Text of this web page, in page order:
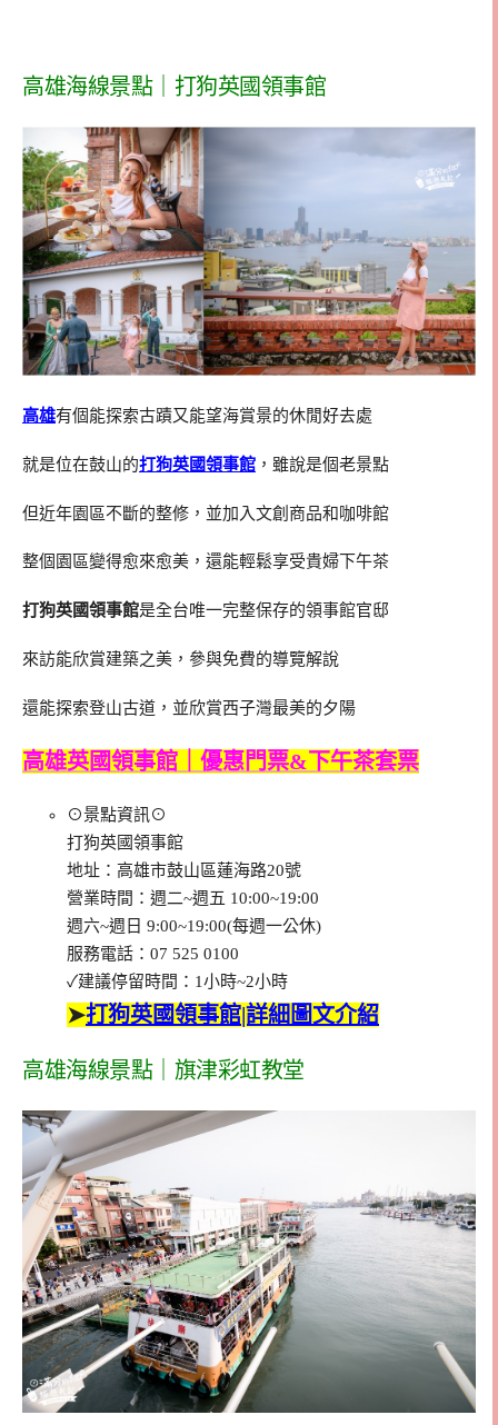
高雄海線景點｜打狗英國領事館
高雄有個能探索古蹟又能望海賞景的休閒好去處
就是位在鼓山的打狗英國領事館 ，雖說是個老景點
但近年園區不斷的整修，並加入文創商品和咖啡館
整個園區變得愈來愈美，還能輕鬆享受貴婦下午茶
打狗英國領事館是全台唯一完整保存的領事館官邸
來訪能欣賞建築之美，參與免費的導覽解說
還能探索登山古道，並欣賞西子灣最美的夕陽
高雄英國領事館｜優惠門票&下午茶套票
⊙景點資訊⊙
打狗英國領事館
地址：高雄市鼓山區蓮海路20號
營業時間：週二~週五 10:00~19:00
週六~週日 9:00~19:00(每週一公休)
服務電話：07 525 0100
✓建議停留時間：1小時~2小時
➤打狗英國領事館|詳細圖文介紹
高雄海線景點｜旗津彩虹教堂